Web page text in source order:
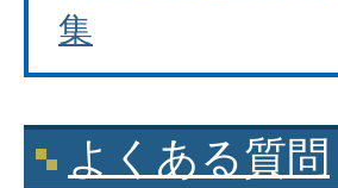
集
よくある質問